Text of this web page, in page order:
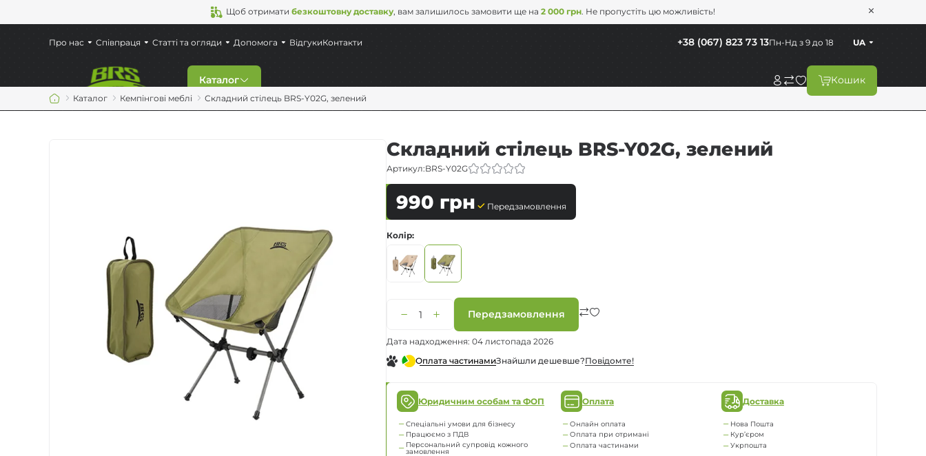
Щоб отриматибезкоштовну доставку, вам залишилось замовити ще на2 000 грн. Не пропустіть цю можливість!
Каталог
Туристичний посуд
Кемпінгові меблі
Мультипаливні пальники
Рідкопаливні пальники
Кошик
Пн-Нд з 9 до 18
+38 (067) 823 73 13 UA
Про нас Співпраця Статті та огляди Допомога ВідгукиКонтакти
Каталог Кемпінгові меблі Складний стілець BRS-Y02G, зелений
Складний стілець BRS-Y02G, зелений
Артикул:BRS-Y02G
990 грн Передзамовлення
Колір
Передзамовлення
Дата надходження: 04 листопада 2026
Оплата частинамиЗнайшли дешевше?Повiдомте!
Юридичним особам та ФОП
Спеціальні умови для бізнесу
Працюємо з ПДВ
Персональний супровід кожного
замовлення
Оплата
Онлайн оплата
Оплата при отримані
Оплата частинами
Доставка
Нова Пошта
Кур’єром
Укрпошта